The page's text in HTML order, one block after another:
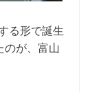
る形で誕生
のが、富山